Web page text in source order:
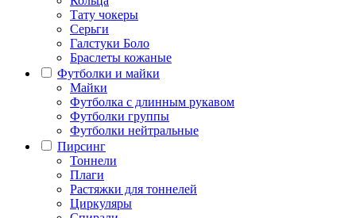
Тату чокеры
Серьги
Галстуки Боло
Браслеты кожаные
Футболки и майки
Майки
Футболка с длинным рукавом
Футболки группы
Футболки нейтральные
Пирсинг
Тоннели
Плаги
Растяжки для тоннелей
Циркуляры